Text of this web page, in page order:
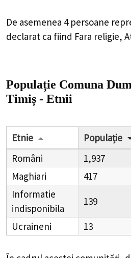
De asemenea 4 persoane
declarat ca fiind Fara religie,
Populație Comuna
Timiș - Etnii
Etnie Populație
Români
1,937
Maghiari
417
Informatie
indisponibila
139
Ucraineni 13